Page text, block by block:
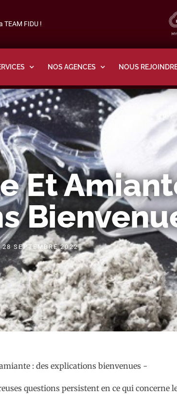
TEAM FIDU !
NOS AGENCES NOUS
Et
28 SEPTEMBRE 2022
questions persistent en ce qui concerne